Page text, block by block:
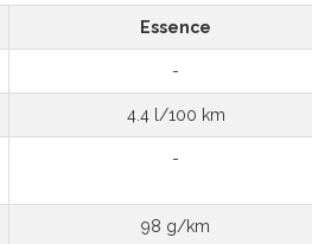
Essence
-
4.4 l/100 km
-
98 g/km